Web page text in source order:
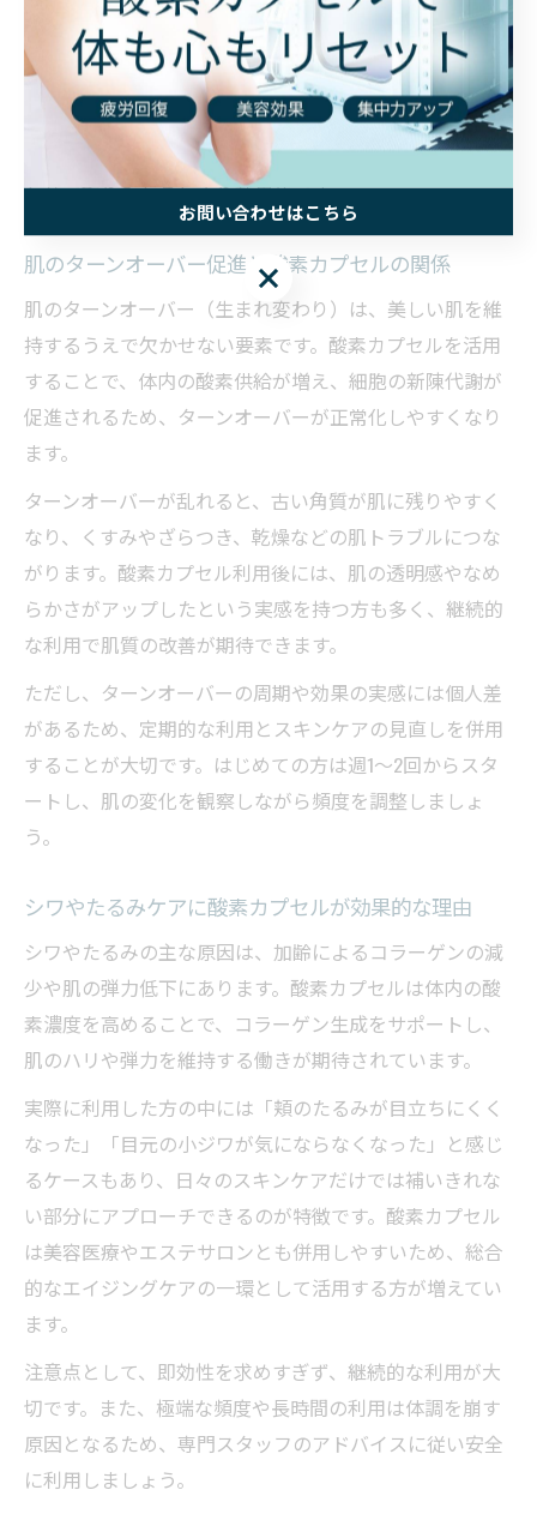
も報告されています。
注意点としては、初回利用時には体調の変化に注意し、
無理のない範囲で継続することが大切です。美容医療や
サロンケアとも併用しやすいので、ライフスタイルに合
わせて取り入れるとより効果的です。
肌のターンオーバー促進と酸素カプセルの関係
肌のターンオーバー（生まれ変わり）は、美しい肌を維
持するうえで欠かせない要素です。酸素カプセルを活用
することで、体内の酸素供給が増え、細胞の新陳代謝が
促進されるため、ターンオーバーが正常化しやすくなり
ます。
ターンオーバーが乱れると、古い角質が肌に残りやすく
なり、くすみやざらつき、乾燥などの肌トラブルにつな
がります。酸素カプセル利用後には、肌の透明感やなめ
らかさがアップしたという実感を持つ方も多く、継続的
な利用で肌質の改善が期待できます。
ただし、ターンオーバーの周期や効果の実感には個人差
があるため、定期的な利用とスキンケアの見直しを併用
することが大切です。はじめての方は週1～2回からスタ
ートし、肌の変化を観察しながら頻度を調整しましょ
う。
シワやたるみケアに酸素カプセルが効果的な理由
シワやたるみの主な原因は、加齢によるコラーゲンの減
少や肌の弾力低下にあります。酸素カプセルは体内の酸
素濃度を高めることで、コラーゲン生成をサポートし、
肌のハリや弾力を維持する働きが期待されています。
実際に利用した方の中には「頬のたるみが目立ちにくく
なった」「目元の小ジワが気にならなくなった」と感じ
るケースもあり、日々のスキンケアだけでは補いきれな
い部分にアプローチできるのが特徴です。酸素カプセル
は美容医療やエステサロンとも併用しやすいため、総合
的なエイジングケアの一環として活用する方が増えてい
ます。
注意点として、即効性を求めすぎず、継続的な利用が大
切です。また、極端な頻度や長時間の利用は体調を崩す
原因となるため、専門スタッフのアドバイスに従い安全
に利用しましょう。
お問い合わせはこちら
お問い合わせはこちら